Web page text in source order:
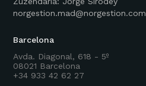
norgestion.mad@norgestion.com
Barcelona
Avda. Diagonal, 618 - 5º
08021 Barcelona
+34 933 42 62 27